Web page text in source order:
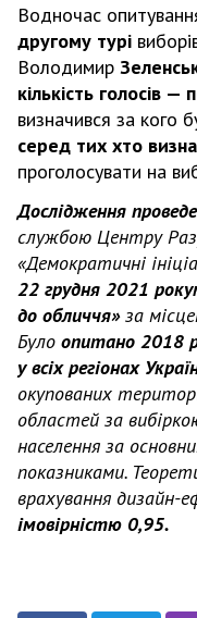
Водночас
другому турі
Володимир
кількість голосів
визначився за кого
серед тих хто
проголосувати на
Дослідження
службою Центру
«Демократичні
22 грудня 2021
до обличчя»за
Було опитано 2018
у всіх регіонах
окупованих
областей за
населення за
показниками.
врахування дизайн-
імовірністю 0,95.